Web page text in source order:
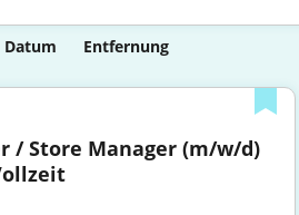
Datum Entfernung